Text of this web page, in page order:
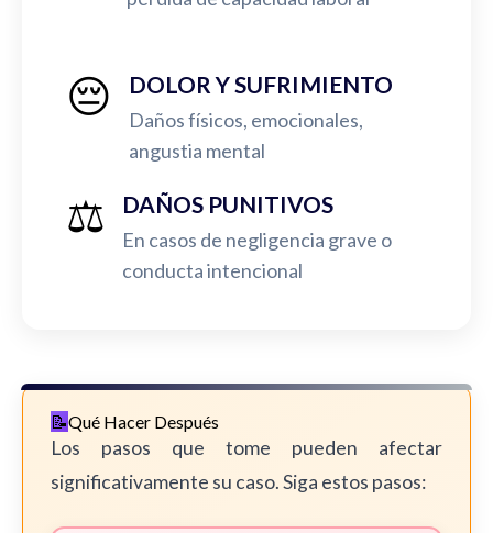
😔 DOLOR Y SUFRIMIENTO
Daños físicos, emocionales,
angustia mental
⚖️ DAÑOS PUNITIVOS
En casos de negligencia grave o
conducta intencional
Qué Hacer Después
Los pasos que tome pueden afectar
significativamente su caso. Siga estos pasos: